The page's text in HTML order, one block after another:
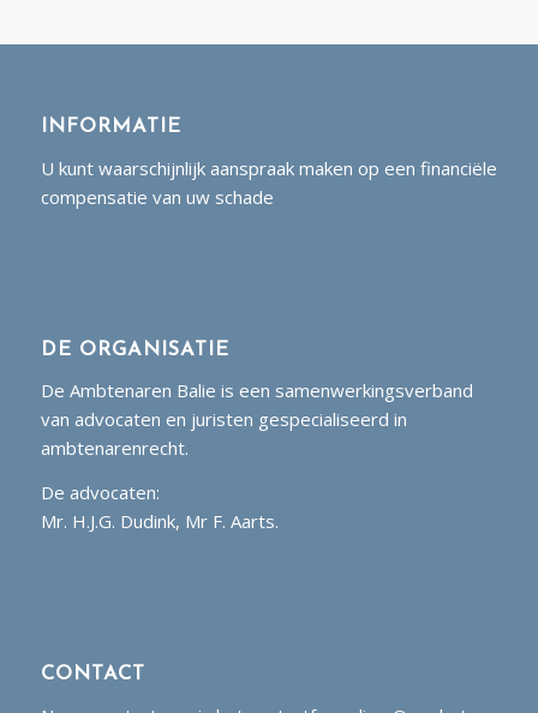
INFORMATIE
U kunt waarschijnlijk aanspraak maken op een financiële
compensatie van uw schade
DE ORGANISATIE
De Ambtenaren Balie is een samenwerkingsverband
van advocaten en juristen gespecialiseerd in
ambtenarenrecht.
De advocaten:
Mr. H.J.G. Dudink, Mr F. Aarts.
CONTACT